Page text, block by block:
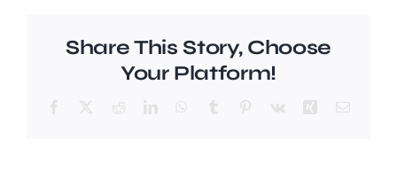
Share This Story, Choose
Your Platform!
Facebook RedditLinkedInWhatsApp
Tumblr Pinterest
Vk XingE-